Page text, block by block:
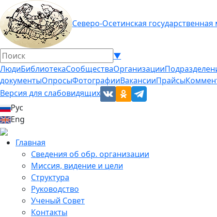
Северо-Осетинская
▼
ЛюдиБиблиотекаСообществаОрганизации
документыОпросыФотографииВакансииПрайсы
Версия для слабовидящих
Рус
Eng
Главная
Сведения об обр. организации
Миссия, видение и цели
Структура
Руководство
Ученый Совет
Контакты